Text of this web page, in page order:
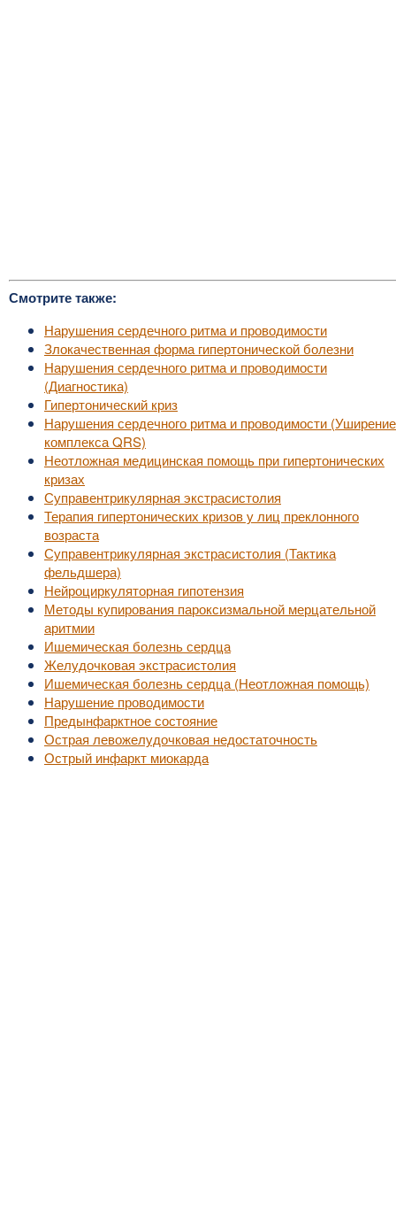
Смотрите также:
Нарушения сердечного ритма и проводимости
Злокачественная форма гипертонической болезни
Нарушения сердечного ритма и проводимости
(Диагностика)
Гипертонический криз
Нарушения сердечного ритма и проводимости (Уширение
комплекса QRS)
Неотложная медицинская помощь при гипертонических
кризах
Суправентрикулярная экстрасистолия
Терапия гипертонических кризов у лиц преклонного
возраста
Суправентрикулярная экстрасистолия (Тактика
фельдшера)
Нейроциркуляторная гипотензия
Методы купирования пароксизмальной мерцательной
аритмии
Ишемическая болезнь сердца
Желудочковая экстрасистолия
Ишемическая болезнь сердца (Неотложная помощь)
Нарушение проводимости
Предынфарктное состояние
Острая левожелудочковая недостаточность
Острый инфаркт миокарда